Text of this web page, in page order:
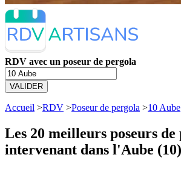
RDV avec un poseur de pergola
VALIDER
Accueil >RDV >Poseur de pergola >10 Aube
Les 20 meilleurs poseurs de
intervenant dans l'Aube (10)